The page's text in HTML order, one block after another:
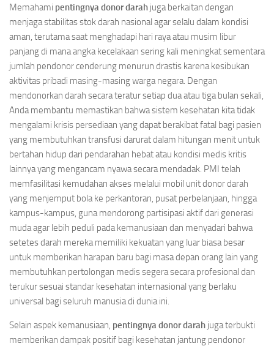
Memahami pentingnya donor darah juga berkaitan dengan
menjaga stabilitas stok darah nasional agar selalu dalam kondisi
aman, terutama saat menghadapi hari raya atau musim libur
panjang di mana angka kecelakaan sering kali meningkat sementara
jumlah pendonor cenderung menurun drastis karena kesibukan
aktivitas pribadi masing-masing warga negara. Dengan
mendonorkan darah secara teratur setiap dua atau tiga bulan sekali,
Anda membantu memastikan bahwa sistem kesehatan kita tidak
mengalami krisis persediaan yang dapat berakibat fatal bagi pasien
yang membutuhkan transfusi darurat dalam hitungan menit untuk
bertahan hidup dari pendarahan hebat atau kondisi medis kritis
lainnya yang mengancam nyawa secara mendadak. PMI telah
memfasilitasi kemudahan akses melalui mobil unit donor darah
yang menjemput bola ke perkantoran, pusat perbelanjaan, hingga
kampus-kampus, guna mendorong partisipasi aktif dari generasi
muda agar lebih peduli pada kemanusiaan dan menyadari bahwa
setetes darah mereka memiliki kekuatan yang luar biasa besar
untuk memberikan harapan baru bagi masa depan orang lain yang
membutuhkan pertolongan medis segera secara profesional dan
terukur sesuai standar kesehatan internasional yang berlaku
universal bagi seluruh manusia di dunia ini.
Selain aspek kemanusiaan, pentingnya donor darah juga terbukti
memberikan dampak positif bagi kesehatan jantung pendonor